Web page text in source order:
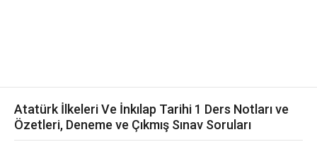
Atatürk İlkeleri Ve İnkılap Tarihi 1 Ders Notları ve
Özetleri, Deneme ve Çıkmış Sınav Soruları